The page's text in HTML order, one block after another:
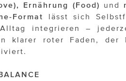
Ernährung (Food) und
Format lässt sich
integrieren –
klarer roter Faden, der